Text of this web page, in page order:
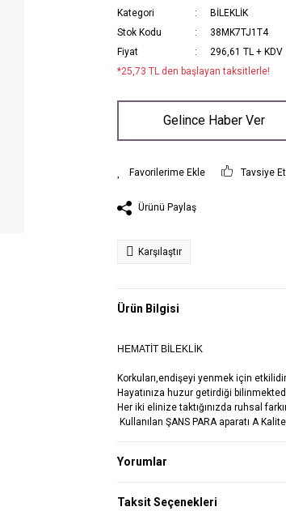
Kategori
BİLEKLİK
Stok Kodu
38MK7TJ1T4
Fiyat
296,61 TL + KDV
*25,73 TL den başlayan taksitlerle!
Gelince Haber Ver
Tavsiye Et
Ürünü Paylaş
Karşılaştır
Ürün Bilgisi
HEMATİT BİLEKLİK
Korkuları,endişeyi yenmek için
Hayatınıza huzur getirdiği
Her iki elinize taktığınızda ruhsal
Kullanılan ŞANS PARA aparatı A
Yorumlar
Taksit Seçenekleri